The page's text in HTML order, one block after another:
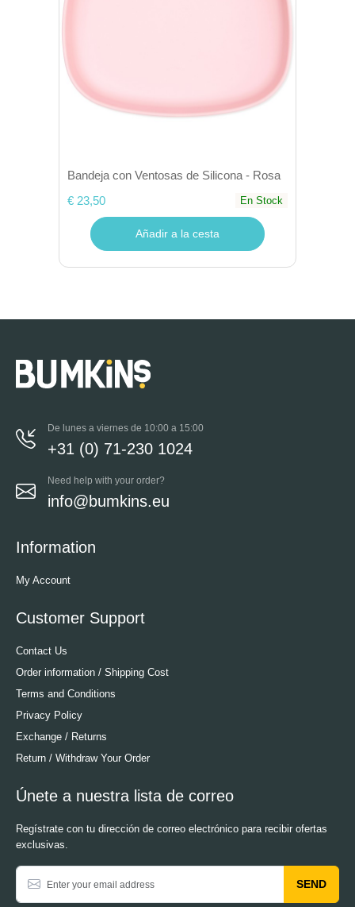
Bandeja con Ventosas de Silicona - Rosa
€ 23,50
En Stock
Añadir a la cesta
De lunes a viernes de 10:00 a 15:00
+31 (0) 71-230 1024
Need help with your order?
info@bumkins.eu
Information
My Account
Customer Support
Contact Us
Order information / Shipping Cost
Terms and Conditions
Privacy Policy
Exchange / Returns
Return / Withdraw Your Order
Únete a nuestra lista de correo
Regístrate con tu dirección de correo electrónico para recibir ofertas
exclusivas.
SEND